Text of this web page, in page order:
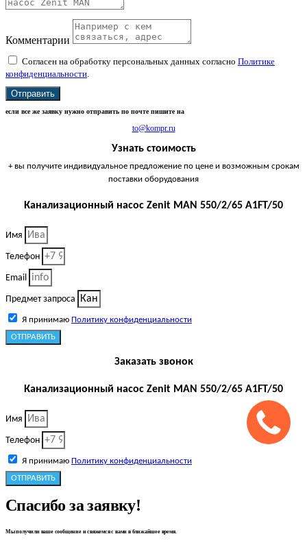
Комментарии
Согласен на обработку персональных данных согласно Политике
конфиденциальности
Отправить
если все же заявку нужно отправить по почте пишите на
to@kompr.ru
Узнать стоимость
+ вы получите индивидуальное предложение по цене и возможным срокам
поставки оборудования
Канализационный насос Zenit MAN 550/2/65 A1FT/50
Имя
Телефон
Email
Предмет запроса
Я принимаю Политику конфиденциальности
ОТПРАВИТЬ
Заказать звонок
Канализационный насос Zenit MAN 550/2/65 A1FT/50
Имя
Телефон
Я принимаю Политику конфиденциальности
ОТПРАВИТЬ
Спасибо за заявку!
Мы получили ваше сообщение и свяжемся с вами в ближайшее время.